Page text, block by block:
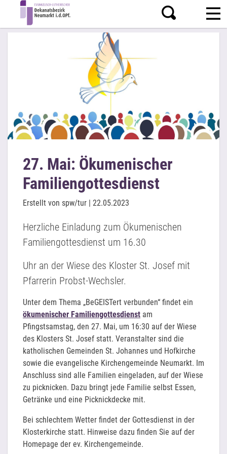
27. Mai: Ökumenischer
Familiengottesdienst
Erstellt von spw/tur | 22.05.2023
Herzliche Einladung zum Ökumenischen
Familiengottesdienst um 16.30
Uhr an der Wiese des Kloster St. Josef mit
Pfarrerin Probst-Wechsler.
Unter dem Thema „BeGEISTert verbunden“ findet ein
ökumenischer Familiengottesdienst am
Pfingstsamstag, den 27. Mai, um 16:30 auf der Wiese
des Klosters St. Josef statt. Veranstalter sind die
katholischen Gemeinden St. Johannes und Hofkirche
sowie die evangelische Kirchengemeinde Neumarkt. Im
Anschluss sind alle Familien eingeladen, auf der Wiese
zu picknicken. Dazu bringt jede Familie selbst Essen,
Getränke und eine Picknickdecke mit.
Bei schlechtem Wetter findet der Gottesdienst in der
Klosterkirche statt. Hinweise dazu finden Sie auf der
Homepage der ev. Kirchengemeinde.